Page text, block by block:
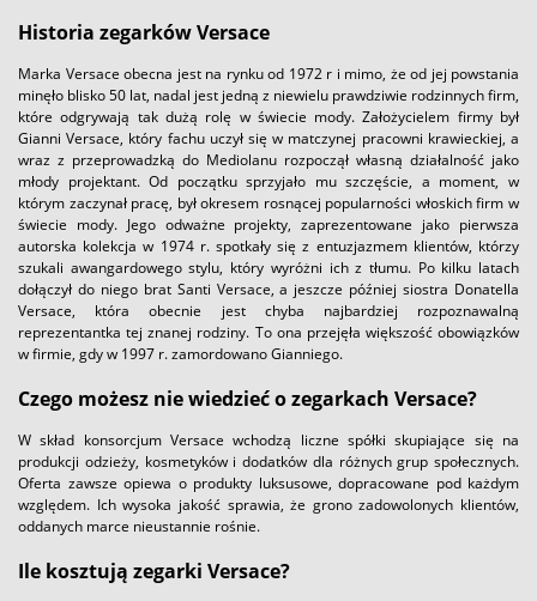
Historia zegarków Versace
Marka Versace obecna jest na rynku od 1972 r i mimo, że od jej powstania
minęło blisko 50 lat, nadal jest jedną z niewielu prawdziwie rodzinnych firm,
które odgrywają tak dużą rolę w świecie mody. Założycielem firmy był
Gianni Versace, który fachu uczył się w matczynej pracowni krawieckiej, a
wraz z przeprowadzką do Mediolanu rozpoczął własną działalność jako
młody projektant. Od początku sprzyjało mu szczęście, a moment, w
którym zaczynał pracę, był okresem rosnącej popularności włoskich firm w
świecie mody. Jego odważne projekty, zaprezentowane jako pierwsza
autorska kolekcja w 1974 r. spotkały się z entuzjazmem klientów, którzy
szukali awangardowego stylu, który wyróżni ich z tłumu. Po kilku latach
dołączył do niego brat Santi Versace, a jeszcze później siostra Donatella
Versace, która obecnie jest chyba najbardziej rozpoznawalną
reprezentantka tej znanej rodziny. To ona przejęła większość obowiązków
w firmie, gdy w 1997 r. zamordowano Gianniego.
Czego możesz nie wiedzieć o zegarkach Versace?
W skład konsorcjum Versace wchodzą liczne spółki skupiające się na
produkcji odzieży, kosmetyków i dodatków dla różnych grup społecznych.
Oferta zawsze opiewa o produkty luksusowe, dopracowane pod każdym
względem. Ich wysoka jakość sprawia, że grono zadowolonych klientów,
oddanych marce nieustannie rośnie.
Ile kosztują zegarki Versace?